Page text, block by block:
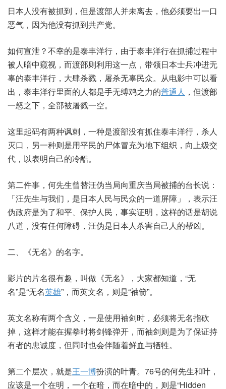
日本人没有被抓到，但是渡部人并未离去，他必须要出一口
恶气，因为他没有抓到共产党。
如何宣泄？不幸的是泰丰洋行，由于泰丰洋行在抓捕过程中
被人暗中窥视，而渡部则利用这一点，带领日本士兵冲进无
辜的泰丰洋行，大肆杀戮，屠杀无辜民众。从电影中可以看
出，泰丰洋行里面的人都是手无缚鸡之力的普通人 ，但渡部
一怒之下，全部被屠戮一空。
这里起码有两种讽刺，一种是渡部没有抓住泰丰洋行，杀人
灭口，另一种则是用平民的尸体冒充为地下组织，向上级交
代，以表明自己的冷酷。
第二件事，何先生曾替汪伪当局向重庆当局被捕的台长说：
「汪先生与我们，是日本人民与民众的一道屏障」，表示汪
伪政府是为了和平、保护人民，事实证明，这样的话是胡说
八道，没有任何障碍，汪伪是日本人杀害自己人的帮凶。
二、《无名》的名字。
影片的片名很有趣，叫做《无名》，大家都知道，“无
名”是“无名英雄”，而英文名，则是“袖箭”。
英文名称有两个含义，一是使用袖剑时，必须将无名指砍
掉，这样才能在握拳时将剑锋弹开，而袖剑则是为了保证持
有者的忠诚度，但同时也会伴随着鲜血与牺牲。
第二个层次，就是王一博扮演的叶青。76号的何先生和叶，
应该是一个在明，一个在暗，而在暗中的，则是“Hidden